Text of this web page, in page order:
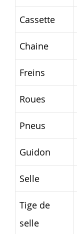
Cassette
Chaine
Freins
Roues
Pneus
Guidon
Selle
Tige de
selle